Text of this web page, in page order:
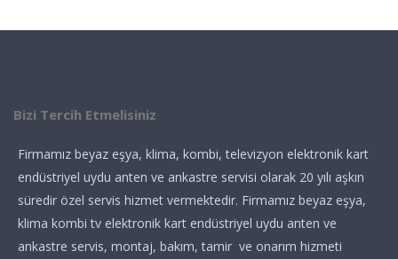
Bizi Tercih Etmelisiniz
Firmamız beyaz eşya, klima, kombi, televizyon elektronik kart
endüstriyel uydu anten ve ankastre servisi olarak 20 yılı aşkın
süredir özel servis hizmet vermektedir. Firmamız beyaz eşya,
klima kombi tv elektronik kart endüstriyel uydu anten ve
ankastre servis, montaj, bakım, tamir ve onarım hizmeti